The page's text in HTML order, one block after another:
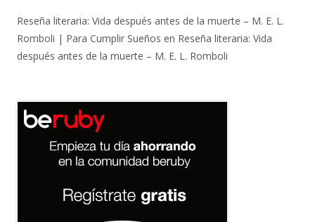
Reseña literaria: Vida después antes de la muerte – M. E. L.
Romboli | Para Cumplir Sueños en Reseña literaria: Vida
después antes de la muerte – M. E. L. Romboli